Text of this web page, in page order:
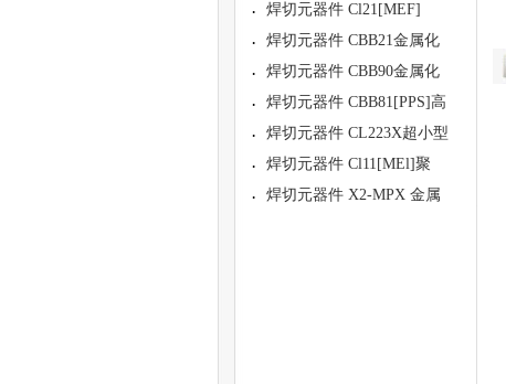
· 焊切元器件 Cl21[MEF]
· 焊切元器件 CBB21金属化
· 焊切元器件 CBB90金属化
· 焊切元器件 CBB81[PPS]高
· 焊切元器件 CL223X超小型
· 焊切元器件 Cl11[MEl]聚
· 焊切元器件 X2-MPX 金属